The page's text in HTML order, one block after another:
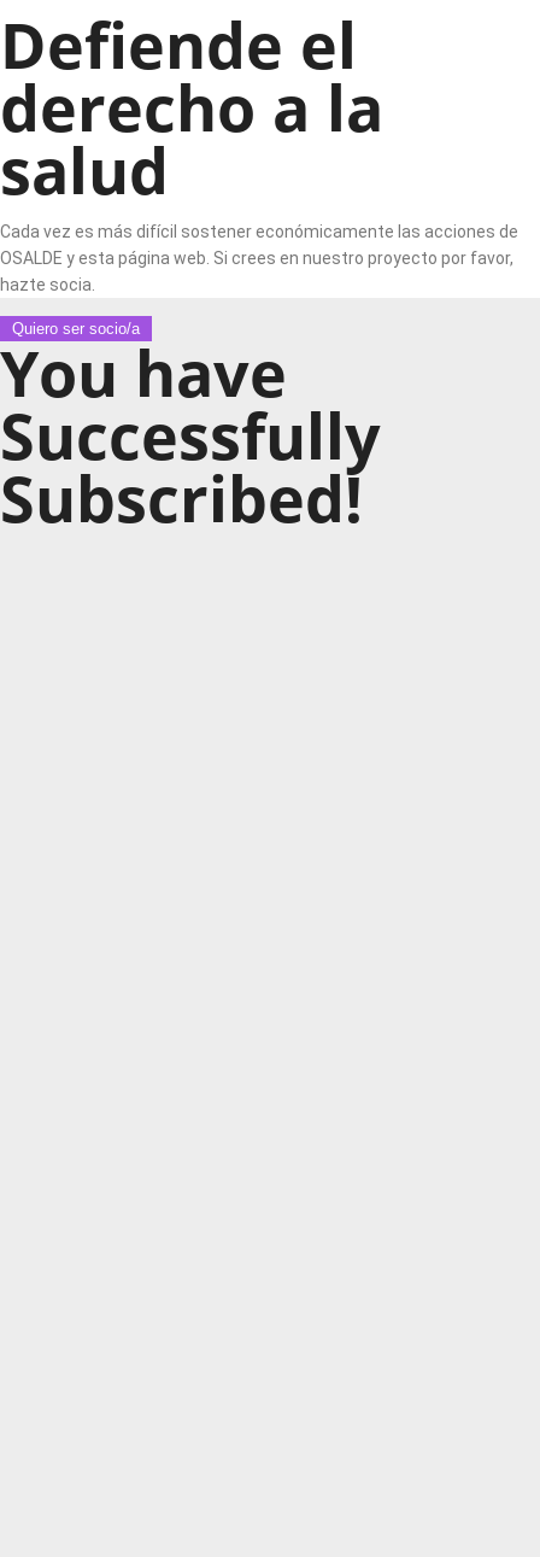
Defiende el
derecho a la
salud
Cada vez es más difícil sostener económicamente las acciones de
OSALDE y esta página web. Si crees en nuestro proyecto por favor,
hazte socia.
Quiero ser socio/a
You have
Successfully
Subscribed!